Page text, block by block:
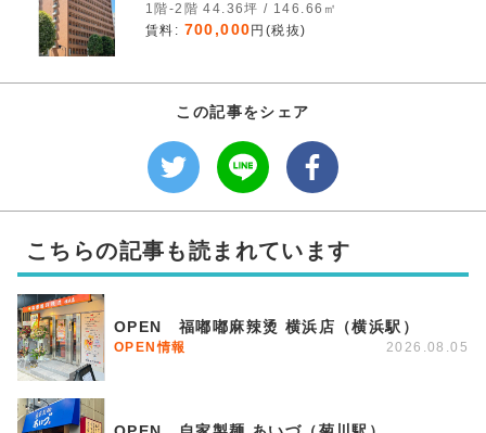
1階-2階 44.36坪 / 146.66㎡
賃料: 700,000 円(税抜)
この記事をシェア
こちらの記事も読まれています
OPEN 福嘟嘟麻辣烫 横浜店（横浜駅）
OPEN情報 2026.08.05